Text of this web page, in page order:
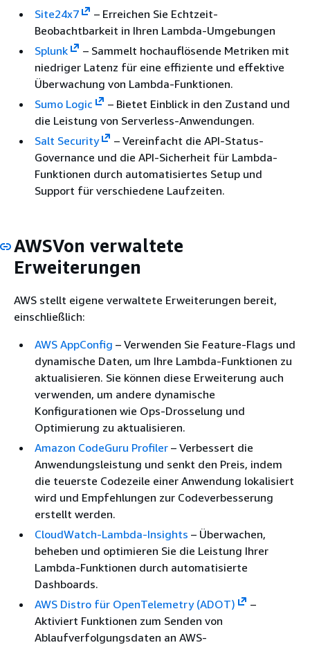
Site24x7
– Erreichen Sie Echtzeit-
Beobachtbarkeit in Ihren Lambda-Umgebungen
Splunk
– Sammelt hochauflösende Metriken mit
niedriger Latenz für eine effiziente und effektive
Überwachung von Lambda-Funktionen.
Sumo Logic
– Bietet Einblick in den Zustand und
die Leistung von Serverless-Anwendungen.
Salt Security
– Vereinfacht die API-Status-
Governance und die API-Sicherheit für Lambda-
Funktionen durch automatisiertes Setup und
Support für verschiedene Laufzeiten.
AWSVon verwaltete
Erweiterungen
AWS stellt eigene verwaltete Erweiterungen bereit,
einschließlich:
AWS AppConfig – Verwenden Sie Feature-Flags und
dynamische Daten, um Ihre Lambda-Funktionen zu
aktualisieren. Sie können diese Erweiterung auch
verwenden, um andere dynamische
Konfigurationen wie Ops-Drosselung und
Optimierung zu aktualisieren.
Amazon CodeGuru Profiler – Verbessert die
Anwendungsleistung und senkt den Preis, indem
die teuerste Codezeile einer Anwendung lokalisiert
wird und Empfehlungen zur Codeverbesserung
erstellt werden.
CloudWatch-Lambda-Insights – Überwachen,
beheben und optimieren Sie die Leistung Ihrer
Lambda-Funktionen durch automatisierte
Dashboards.
AWS Distro für OpenTelemetry (ADOT)
–
Aktiviert Funktionen zum Senden von
Ablaufverfolgungsdaten an AWS-